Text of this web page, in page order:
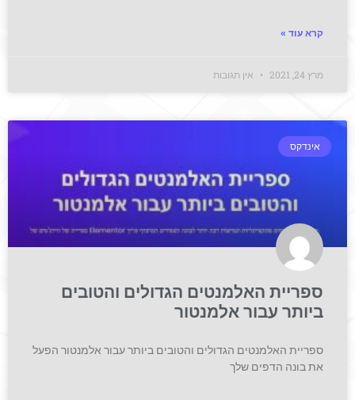
קרא עוד »
מרץ 24, 2021 אין תגובות
אינדקס
ספריית האלמנטים הגדולים והטובים
ביותר עבור אלמנטור
ספריית האלמנטים הגדולים והטובים ביותר עבור אלמנטור הפעל
את בונה הדפים שלך